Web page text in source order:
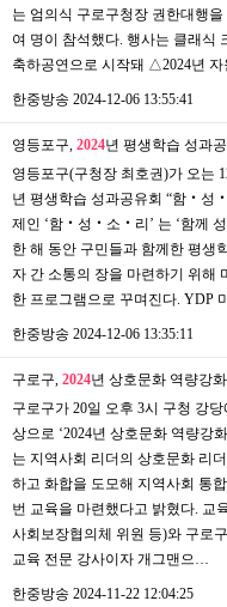
는 엄의식 구로구청장 권한대행
여 명이 참석했다. 행사는 클래식
축하공연으로 시작돼 △2024년 자
한중방송 2024-12-06 13:55:41
영등포구, 2024년 평생학습 성과
영등포구(구청장 최호권)가 오는
년 평생학습 성과공유회 “함‧성
제인 ‘함‧성‧소‧리’ 는 ‘함께 성
한 해 동안 구민들과 함께한 평생
자 간 소통의 장을 마련하기 위해
한 프로그램으로 꾸며진다. YDP
한중방송 2024-12-06 13:35:11
구로구, 2024년 상호문화 역량강
구로구가 20일 오후 3시 구청 강
상으로 ‘2024년 상호문화 역량강
는 지역사회 리더의 상호문화 리
하고 화합을 도모해 지역사회 통
번 교육을 마련했다고 밝혔다. 교
사회보장협의체 위원 등)와 구로
교육 전문 강사이자 개그맨으…
한중방송 2024-11-22 12:04:25